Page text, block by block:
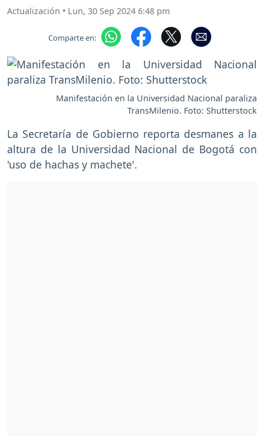
Actualización • Lun, 30 Sep 2024 6:48 pm
Comparte en:
Manifestación en la Universidad Nacional paraliza
TransMilenio. Foto: Shutterstock
La Secretaría de Gobierno reporta desmanes a la
altura de la Universidad Nacional de Bogotá con
'uso de hachas y machete'.